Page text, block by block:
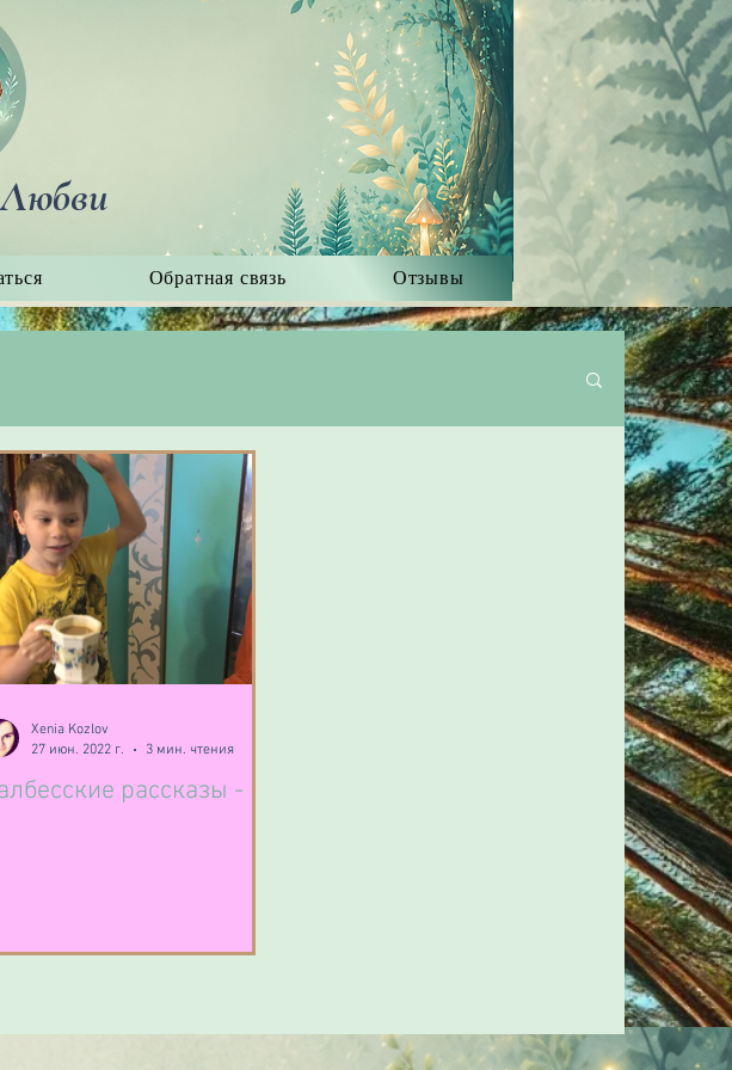
Обратная связь Отзывы
рассказы - 1
Xenia Kozlov
27 июн. 2022 г.
3 мин. чтения